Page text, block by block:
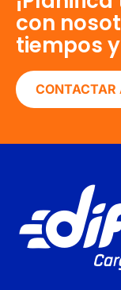
con
tiempos
CONTACTAR